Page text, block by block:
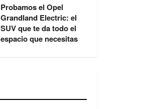
Probamos el Opel
Grandland Electric: el
SUV que te da todo el
espacio que necesitas